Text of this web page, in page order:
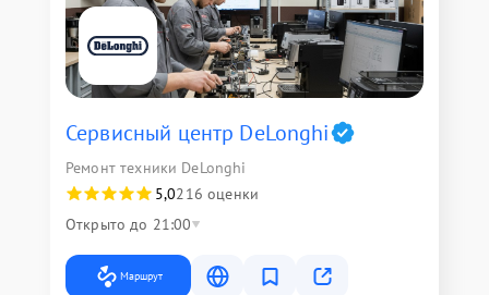
Сервисный центр DeLonghi
Ремонт техники DeLonghi
5,0216 оценки
Открыто до 21:00
Маршрут